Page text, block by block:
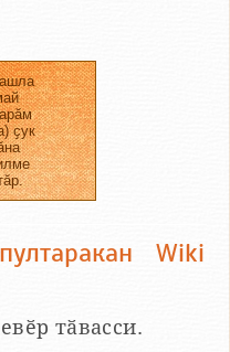
ҫук
Wiki
евӗр тӑвасси.